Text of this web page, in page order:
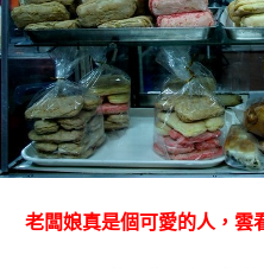
老闆娘真是個可愛的人，雲